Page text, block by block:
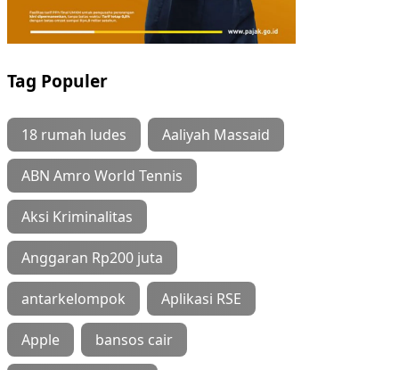
Tag Populer
18 rumah ludes Aaliyah Massaid
ABN Amro World Tennis
Aksi Kriminalitas
Anggaran Rp200 juta
antarkelompok Aplikasi RSE
Apple bansos cair